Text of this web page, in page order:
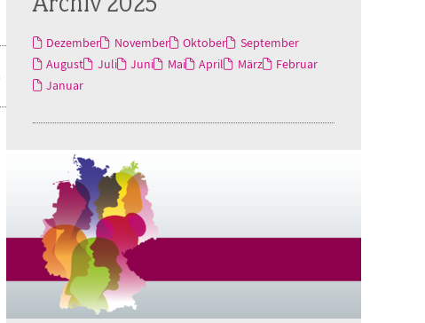
Dezember November Oktober
September
August
Juli Juni Mai April März
Februar
Januar